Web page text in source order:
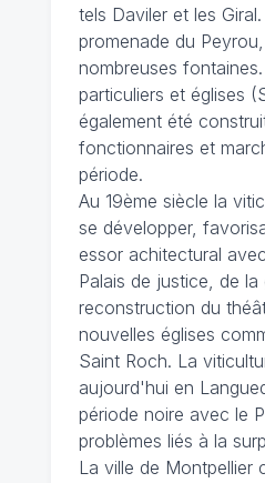
tels Daviler et les
promenade du
nombreuses
particuliers et églises
également été
fonctionnaires et
période.
Au 19ème siècle la
se développer,
essor achitectural
Palais de justice, de la
reconstruction du
nouvelles églises
Saint Roch. La
aujourd'hui en
période noire avec le
problèmes liés à la
La ville de Montpellier